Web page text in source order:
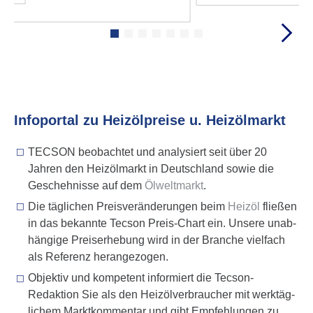
analysieren. Außerdem geben wir Informationen zu Ihrer
Hier finden Sie unserImpressumund
unsereDatenschutzerklärung
Info­portal zu Heiz­öl­preise u. Heiz­öl­markt
TECSON beobachtet und analysiert seit über 20
Jahren den Heiz­öl­markt in Deutsch­land sowie die
Gescheh­nisse auf dem Ölwelt­markt.
Die täglichen Preisveränderungen beim Heizöl fließen
in das bekannte Tecson Preis-Chart ein. Unsere unab­
hängige Preis­erhe­bung wird in der Branche vielfach
als Referenz heran­gezogen.
Objektiv und kompetent informiert die Tecson-
Redaktion Sie als den Heizölverbraucher mit werktäg­